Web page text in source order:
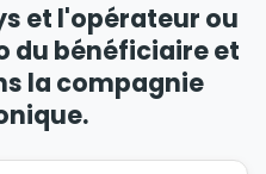
et l'opérateur ou
du bénéficiaire et
la compagnie